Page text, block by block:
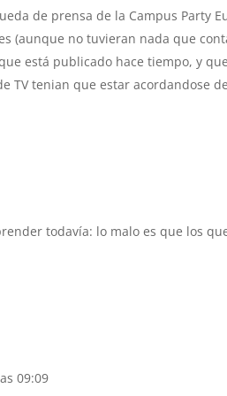
de prensa de la Campus Party
(aunque no tuvieran nada que
está publicado hace tiempo, y
TV tenian que estar acordandose
todavía: lo malo es que los
09:09